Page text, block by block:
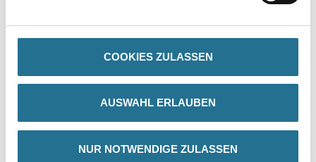
COOKIES ZULASSEN
AUSWAHL ERLAUBEN
NUR NOTWENDIGE ZULASSEN
WD Müllsack LDPE 80my,
700x1100mm blau, Typ 200
4086-007005
Bitte einloggen, um Preise zu
sehen